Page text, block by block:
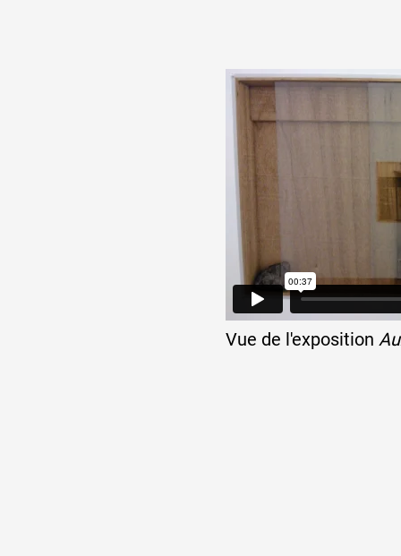
Vue de l'exposition